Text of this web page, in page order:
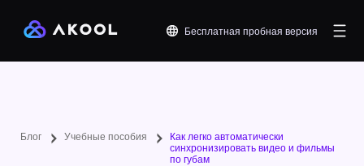
Бесплатная пробная версия
Блог Учебные пособия
Как легко автоматически
синхронизировать видео и фильмы
по губам